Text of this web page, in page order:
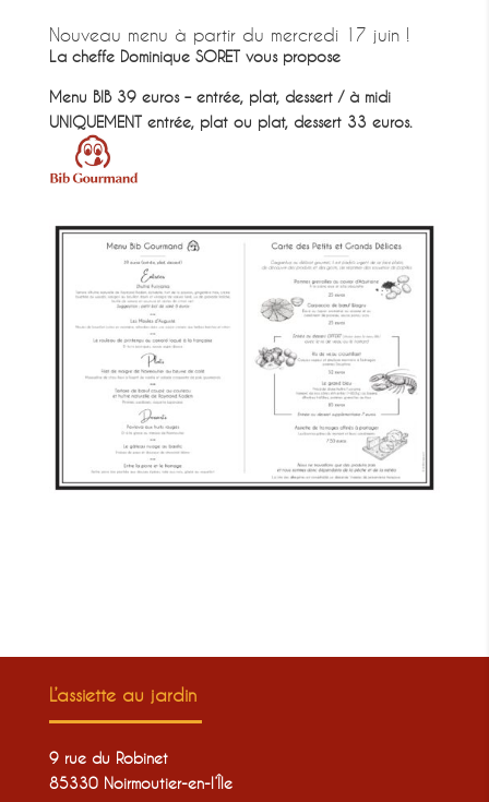
Nouveau menu à partir du mercredi 17 juin !
La cheffe Dominique SORET vous propose
Menu BIB 39 euros – entrée, plat, dessert / à midi
UNIQUEMENT entrée, plat ou plat, dessert 33 euros.
L’assiette au jardin
9 rue du Robinet
85330 Noirmoutier-en-l’Île